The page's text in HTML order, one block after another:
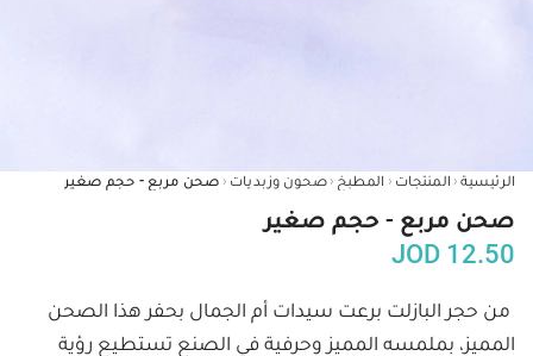
الرئيسية ‹ المنتجات ‹ المطبخ ‹ صحون وزبديات ‹ صحن مربع - حجم صغير
صحن مربع - حجم صغير
JOD 12.50
من حجر البازلت برعت سيدات أم الجمال بحفر هذا الصحن
المميز، بملمسه المميز وحرفية في الصنع تستطيع رؤية